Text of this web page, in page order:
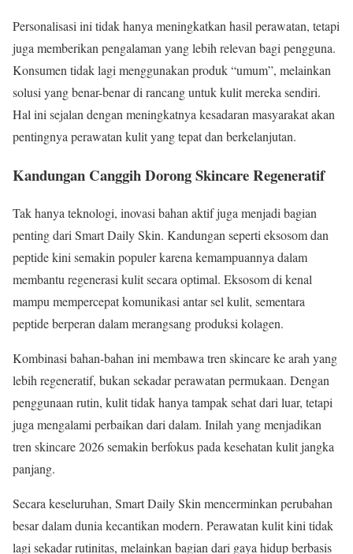
Personalisasi ini tidak hanya meningkatkan hasil perawatan, tetapi
juga memberikan pengalaman yang lebih relevan bagi pengguna.
Konsumen tidak lagi menggunakan produk “umum”, melainkan
solusi yang benar-benar di rancang untuk kulit mereka sendiri.
Hal ini sejalan dengan meningkatnya kesadaran masyarakat akan
pentingnya perawatan kulit yang tepat dan berkelanjutan.
Kandungan Canggih Dorong Skincare Regeneratif
Tak hanya teknologi, inovasi bahan aktif juga menjadi bagian
penting dari Smart Daily Skin. Kandungan seperti eksosom dan
peptide kini semakin populer karena kemampuannya dalam
membantu regenerasi kulit secara optimal. Eksosom di kenal
mampu mempercepat komunikasi antar sel kulit, sementara
peptide berperan dalam merangsang produksi kolagen.
Kombinasi bahan-bahan ini membawa tren skincare ke arah yang
lebih regeneratif, bukan sekadar perawatan permukaan. Dengan
penggunaan rutin, kulit tidak hanya tampak sehat dari luar, tetapi
juga mengalami perbaikan dari dalam. Inilah yang menjadikan
tren skincare 2026 semakin berfokus pada kesehatan kulit jangka
panjang.
Secara keseluruhan, Smart Daily Skin mencerminkan perubahan
besar dalam dunia kecantikan modern. Perawatan kulit kini tidak
lagi sekadar rutinitas, melainkan bagian dari gaya hidup berbasis